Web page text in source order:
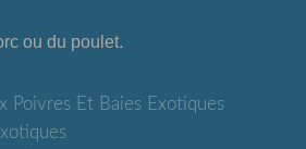
ou du poulet.